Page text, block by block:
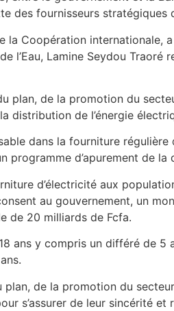
des fournisseurs stratégiques
Coopération internationale,
l’Eau, Lamine Seydou Traoré
plan, de la promotion du
distribution de l’énergie
dans la fourniture
programme d’apurement de
d’électricité aux
au gouvernement, un
de 20 milliards de Fcfa.
ans y compris un différé de 5
de la promotion du
s’assurer de leur sincérité et